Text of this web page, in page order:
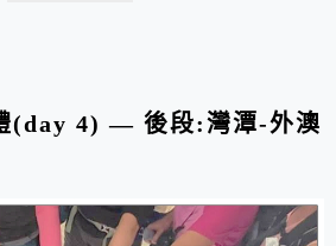
(day 4) — 後段:灣潭-外澳